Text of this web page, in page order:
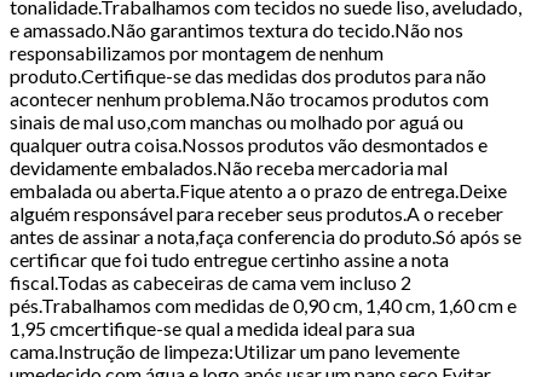
tonalidade.Trabalhamos com tecidos no suede liso, aveludado,
e amassado.Não garantimos textura do tecido.Não nos
responsabilizamos por montagem de nenhum
produto.Certifique-se das medidas dos produtos para não
acontecer nenhum problema.Não trocamos produtos com
sinais de mal uso,com manchas ou molhado por aguá ou
qualquer outra coisa.Nossos produtos vão desmontados e
devidamente embalados.Não receba mercadoria mal
embalada ou aberta.Fique atento a o prazo de entrega.Deixe
alguém responsável para receber seus produtos.A o receber
antes de assinar a nota,faça conferencia do produto.Só após se
certificar que foi tudo entregue certinho assine a nota
fiscal.Todas as cabeceiras de cama vem incluso 2
pés.Trabalhamos com medidas de 0,90 cm, 1,40 cm, 1,60 cm e
1,95 cmcertifique-se qual a medida ideal para sua
cama.Instrução de limpeza:Utilizar um pano levemente